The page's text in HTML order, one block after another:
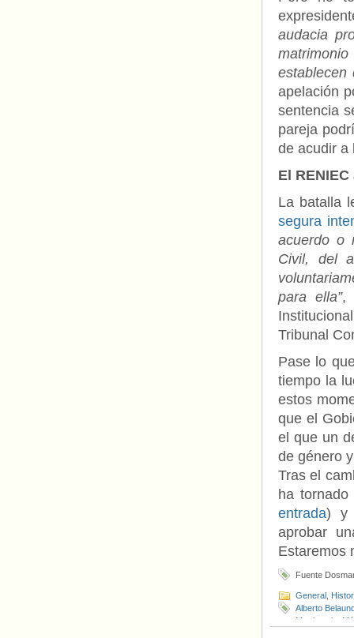
audacia
establecen
apelación
sentencia
pareja
de acudir a
El
La batalla
segura
acuerdo o
Civil, del
para ella”,
Tribunal
Pase lo
tiempo la
estos
que el
el que un
de género
Tras el
ha
entrada) y
aprobar
Estaremos
Fuente
General
Alberto
Matrimonio